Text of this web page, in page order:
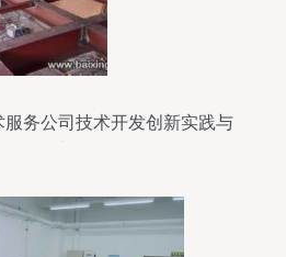
务公司技术开发创新实践与